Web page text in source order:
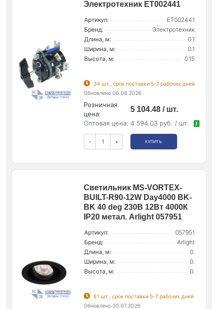
Электротехник ET002441
Артикул:
ET002441
Бренд:
Электротехник
Длина, м:
0.1
Ширина, м:
0.1
Высота, м:
0.15
34 шт., срок поставки 5-7 рабочих дней
Обновлено 06.08.2026
Розничная
цена:
5 104.48 / шт.
Оптовая цена: 4 594.03 руб. / шт. !
- + КУПИТЬ
Светильник MS-VORTEX-
BUILT-R90-12W Day4000 BK-
BK 40 deg 230В 12Вт 4000К
IP20 метал. Arlight 057951
Артикул:
057951
Бренд:
Arlight
Длина, м:
0.
Ширина, м:
0.
Высота, м:
0.
81 шт., срок поставки 5-7 рабочих дней
Обновлено 30.07.2026